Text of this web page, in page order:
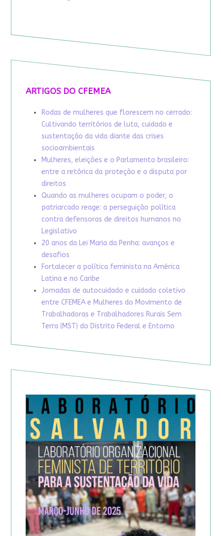
ARTIGOS DO CFEMEA
Rodas de mulheres que florescem no cerrado:
Cultivando territórios de luta, cuidado e
sustentação da vida diante das crises
socioambientais
Mulheres, eleições e o Parlamento brasileiro:
entre a retórica da proteção e a disputa por
direitos
Quando as mulheres ocupam o poder, o
patriarcado reage: a perseguição política
contra defensoras de direitos humanos no
Legislativo
20 anos da Lei Maria da Penha: avanços e
desafios
Fortalecer a política feminista na América
Latina e no Caribe
Jornadas de autocuidado e cuidado coletivo
entre CFEMEA e Mulheres do Movimento de
Trabalhadoras e Trabalhadores Rurais Sem
Terra (MST) do Distrito Federal e Entorno